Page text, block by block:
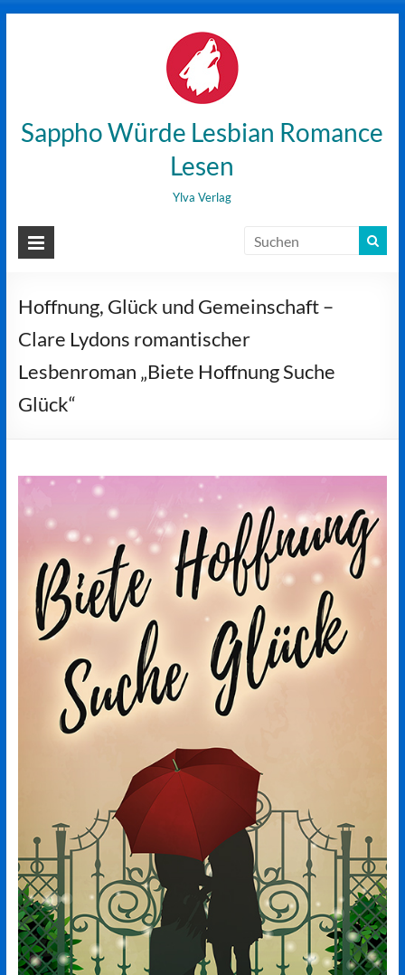
Sappho Würde Lesbian Romance
Lesen
Ylva Verlag
Hoffnung, Glück und Gemeinschaft –
Clare Lydons romantischer
Lesbenroman „Biete Hoffnung Suche
Glück“